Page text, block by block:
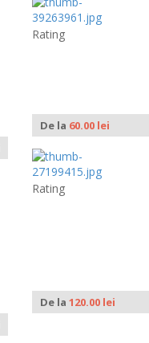
Rating
De la 60.00 lei
Rating
De la120.00 lei